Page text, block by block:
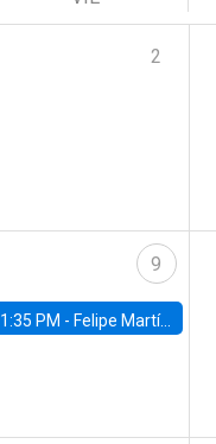
2
9
1:35 PM - Felipe Martínez, alumno Doctorado en Economía UC